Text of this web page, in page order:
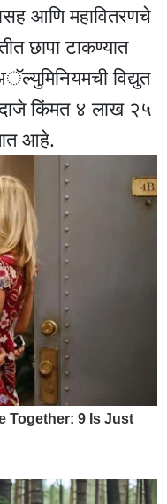
आणि महावितरणचे
छापा टाकण्यात
विद्युत
किंमत ४ लाख २५
आहे.